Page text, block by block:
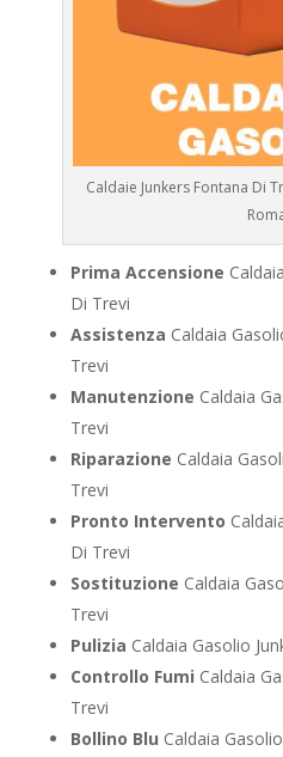
Caldaie Junkers Fontana Di
Prima Accensione
Di Trevi
Assistenza Caldaia
Trevi
Manutenzione Caldaia
Trevi
Riparazione Caldaia
Trevi
Pronto Intervento
Di Trevi
Sostituzione Caldaia
Trevi
Pulizia Caldaia Gasolio
Controllo Fumi Caldaia
Trevi
Bollino Blu Caldaia